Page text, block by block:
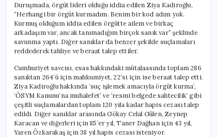
Duruşmada, örgüt lideri olduğu iddia edilen Ziya Kadiroğlu,
“Herhangi bir örgüt kurmadım. Benim bir kod adım yok.
Kurmuş olduğum iddia edilen örgütte ailem ve birkaç
arkadaşım var, ancak tanımadığım birçok sanık var” şeklinde
savunma yaptı. Diğer sanıklar da benzer şekilde suçlamaları
reddederek tahliye ve beraat talep ettiler.
Cumhuriyet savcısı, esas hakkındaki mütalaasında toplam 286
sanıktan 264’ü için mahkumiyet, 22’si için ise beraat talep etti.
Ziya Kadiroğlu hakkında ‘suç işlemek amacıyla örgüt kurma’,
‘ÖSYM Kanunu’na muhalefet’ ve ‘resmi belgede sahtecilik’ gibi
çeşitli suçlamalardan toplam 120 yıla kadar hapis cezası talep
edildi. Diğer sanıklar arasında Gökay Celal Gülen, Zeynep
Karacan ve diğerleri için 85’er yıl, Taner Dağhan için 43 yıl,
Yaren Özkarakaş için 38 yıl hapis cezası isteniyor.